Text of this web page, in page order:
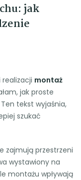
jak
montaż
jak proste
tekst wyjaśnia,
szukać
zajmują przestrzeni
wystawiony na
montażu wpływają